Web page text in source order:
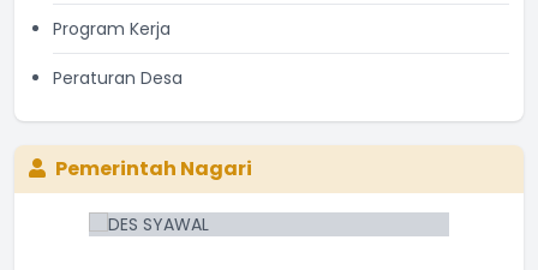
Program Kerja
Peraturan Desa
Pemerintah Nagari